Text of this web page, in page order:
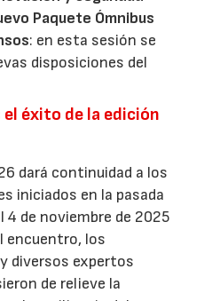
Paquete Ómnibus
: en esta sesión se
disposiciones del
éxito de la edición
dará continuidad a los
iniciados en la pasada
4 de noviembre de 2025
encuentro, los
diversos expertos
de relieve la